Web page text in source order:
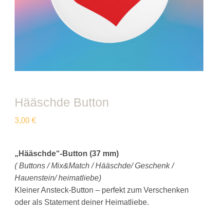
Hääschde Button
3,00 €
„Hääschde“-Button (37 mm)
( Buttons / Mix&Match / Hääschde/ Geschenk /
Hauenstein/ heimatliebe)
Kleiner Ansteck-Button – perfekt zum Verschenken
oder als Statement deiner Heimatliebe.